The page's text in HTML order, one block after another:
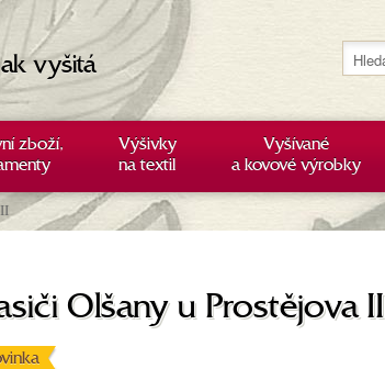
vyšitá
Olšany u Prostějova II
zboží,
Výšivky
na textil
Vyšívané
a kovové výrobky